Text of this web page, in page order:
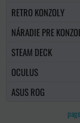
RETRO KONZOLY
NÁRADIE PRE
STEAM DECK
OCULUS
ASUS ROG